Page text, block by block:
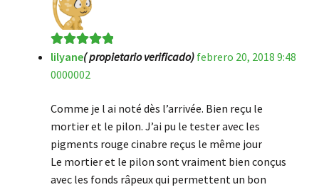
Valorado en5
de 5
lilyane( propietario verificado) febrero 20, 2018 9:48
0000002
Comme je l ai noté dès l’arrivée. Bien reçu le
mortier et le pilon. J’ai pu le tester avec les
pigments rouge cinabre reçus le même jour
Le mortier et le pilon sont vraiment bien conçus
avec les fonds râpeux qui permettent un bon